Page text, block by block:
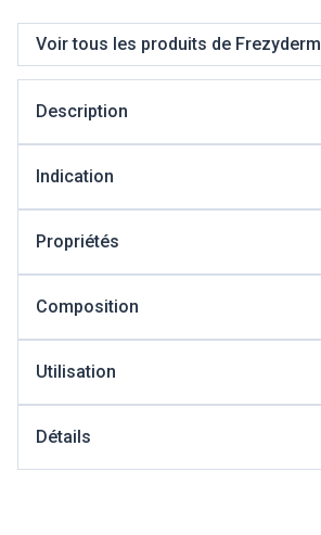
Voir tous les produits de Frezyderm
Description
Indication
Propriétés
Composition
Utilisation
Détails